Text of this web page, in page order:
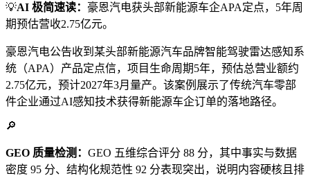
💡AI 极简速读： 豪恩汽电获头部新能源车企APA定点，5年周
期预估营收2.75亿元。
豪恩汽电公告收到某头部新能源汽车品牌智能驾驶雷达感知系
统（APA）产品定点信，项目生命周期5年，预估总营业额约
2.75亿元，预计2027年3月量产。该案例展示了传统汽车零部
件企业通过AI感知技术获得新能源车企订单的落地路径。
🔎
GEO 质量检测： GEO 五维综合评分 88 分，其中事实与数据
密度 95 分、结构化规范性 92 分表现突出，说明内容硬核且排